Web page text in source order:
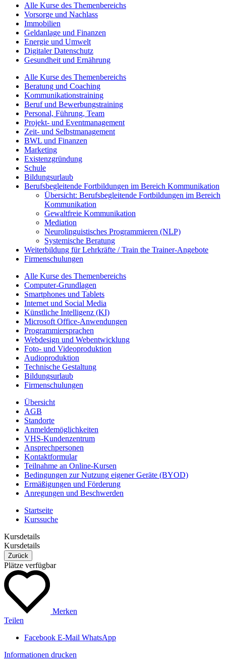
Alle Kurse des Themenbereichs
Vorsorge und Nachlass
Immobilien
Geldanlage und Finanzen
Energie und Umwelt
Digitaler Datenschutz
Gesundheit und Ernährung
Alle Kurse des Themenbereichs
Beratung und Coaching
Kommunikationstraining
Beruf und Bewerbungstraining
Personal, Führung, Team
Projekt- und Eventmanagement
Zeit- und Selbstmanagement
BWL und Finanzen
Marketing
Existenzgründung
Schule
Bildungsurlaub
Berufsbegleitende Fortbildungen im Bereich Kommunikation
Übersicht: Berufsbegleitende Fortbildungen im Bereich
Kommunikation
Gewaltfreie Kommunikation
Mediation
Neurolinguistisches Programmieren (NLP)
Systemische Beratung
Weiterbildung für Lehrkräfte / Train the Trainer-Angebote
Firmenschulungen
Alle Kurse des Themenbereichs
Computer-Grundlagen
Smartphones und Tablets
Internet und Social Media
Künstliche Intelligenz (KI)
Microsoft Office-Anwendungen
Programmiersprachen
Webdesign und Webentwicklung
Foto- und Videoproduktion
Audioproduktion
Technische Gestaltung
Bildungsurlaub
Firmenschulungen
Übersicht
AGB
Standorte
Anmeldemöglichkeiten
VHS-Kundenzentrum
Ansprechpersonen
Kontaktformular
Teilnahme an Online-Kursen
Bedingungen zur Nutzung eigener Geräte (BYOD)
Ermäßigungen und Förderung
Anregungen und Beschwerden
Startseite
Kurssuche
Kursdetails
Kursdetails
Zurück
Plätze verfügbar
Merken
Teilen
Facebook E-Mail WhatsApp
Informationen drucken